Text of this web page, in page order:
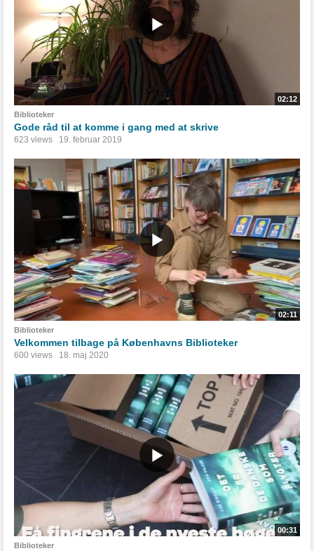
02:12
Biblioteker
Gode råd til at komme i gang med at skrive
623 views 19. februar 2019
02:11
Biblioteker
Velkommen tilbage på Københavns Biblioteker
600 views 18. maj 2020
00:31
Biblioteker